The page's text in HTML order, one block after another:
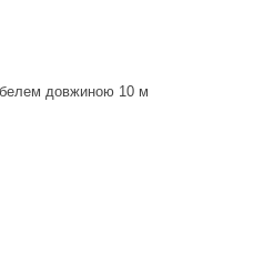
довжиною 10 м